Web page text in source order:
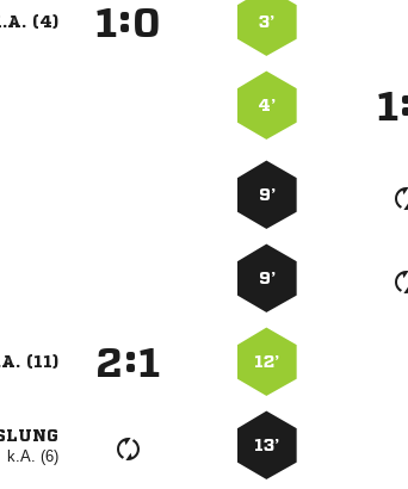
(4) : 3’
4’ 
9’
9’
(11) : 12’
k.A. (6)
13’